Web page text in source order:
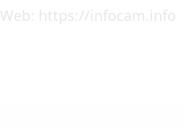
Web: https://infocam.info